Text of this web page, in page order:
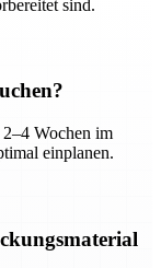
sind.
Wochen im
einplanen.